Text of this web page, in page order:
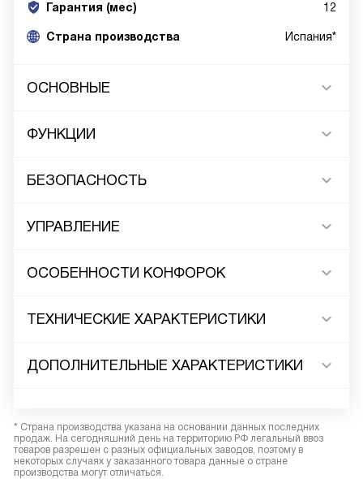
Гарантия (мес) 12
Страна производства Испания*
ОСНОВНЫЕ
ФУНКЦИИ
БЕЗОПАСНОСТЬ
УПРАВЛЕНИЕ
ОСОБЕННОСТИ КОНФОРОК
ТЕХНИЧЕСКИЕ ХАРАКТЕРИСТИКИ
ДОПОЛНИТЕЛЬНЫЕ ХАРАКТЕРИСТИКИ
* Страна производства указана на основании данных последних
продаж. На сегодняшний день на территорию РФ легальный ввоз
товаров разрешен с разных официальных заводов, поэтому в
некоторых случаях у заказанного товара данные о стране
производства могут отличаться.